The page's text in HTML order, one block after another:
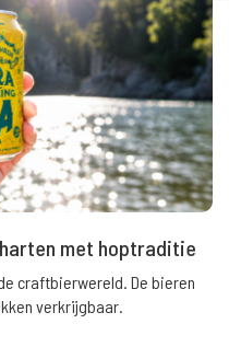
met hoptraditie
craftbierwereld. De bieren
verkrijgbaar.